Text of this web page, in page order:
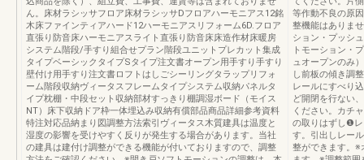
ん。床材ラシッサフロア床材ラシッサDフロアハーモニアス12銘
木床ファインティアハード12ハーモニアスリフォーム6D.フロア
直張り防音床ハーモニアスライト直張り防音床床造作材床暖房
システム階段/手すり組合せプラン階段ユニットプレカット集成
タイプベーシックタイプSタイプ注文書オープン用手すり手すり
壁付け用手すり注文書ロフトはしごシーリングタラップリフォ
ーム階段収納ヴィータスフレームタイプシステム収納パネルタ
イプ枕棚・中段セット収納部材すっきり棚調湿ボード（モイス
NT）床下収納ドア枠一体埋込み収納有償部品商品詳細参考資料
特注対応品納まり図調整方法索引ヴィータス木質建具は温度と
湿度の影響を受けやすく反りが発生する場合があります。当社
の建具は建付け調整ができる機能が付いておりますので、調整
等作動不良の原
整機能はありま
ション・プッシ
トモーション・
ュオープンのみ
し前板の傾き調
レールにすべり
ど開閉を行ない
ください。カチ
の取りはずし❶
す。引出しレー
整ができます。※